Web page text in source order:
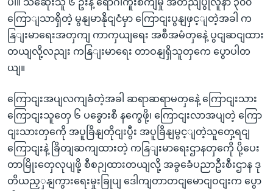
ကြောျသာရှိတဲ့ မွနျမာနိုငျငံမှာ ကြောငျးပွနျဖှင့ျတဲ့အခါ က
နြျးမာရေးအတှကျ ကာကှယျရေး အစီအမံတှနေဲ့ ပွငျဆငျထား
တယျလို့လညျး ကနြျးမာရေး တာဝနျရှိသူတှကေ ပွောပါတ
ယျ။
ကြောငျးအပျလကျခံတဲ့အခါ ဆရာဆရာမတှနေဲ့ ကြောငျးသား
ကြောငျးသူတှေ ၆ ပခွေားစီ နကွေဖို့၊ ကြောငျးလာအပျတဲ့ ကြော
ငျးသားတှကေို အပူခြိနျတိုငျးပွီး အပူခြိနျမွင့ျတဲ့သူတှေ့ရငျ
ကြောငျးနဲ့ ခြိတျဆကျထားတဲ့ ကနြျးမာရေးဌာနတှကေို ပို့ပေး
တာမြိုးတှေ‌လုပျဖို့ စီစဉျထားတယျလို့ အခွခေံပညာဦးစီးဌာန ဒု
တိယညှှနျကွားရေးမှုးခြုပျ ‌ဒေါကျတာတငျမောငျဝငျးက ပွော